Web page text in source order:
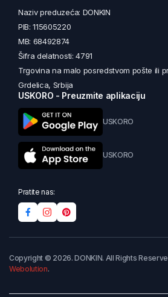
Naziv preduzeća: DONKIN
PIB: 115605220
MB: 68492874
Šifra delatnosti: 4791
Trgovina na malo posredstvom pošte ili
Grdelica, Srbija
USKORO - Preuzmite aplikaciju
USKORO
USKORO
Pratite nas:
Copyright © 2026. DONKIN. All Rights
Webolution.